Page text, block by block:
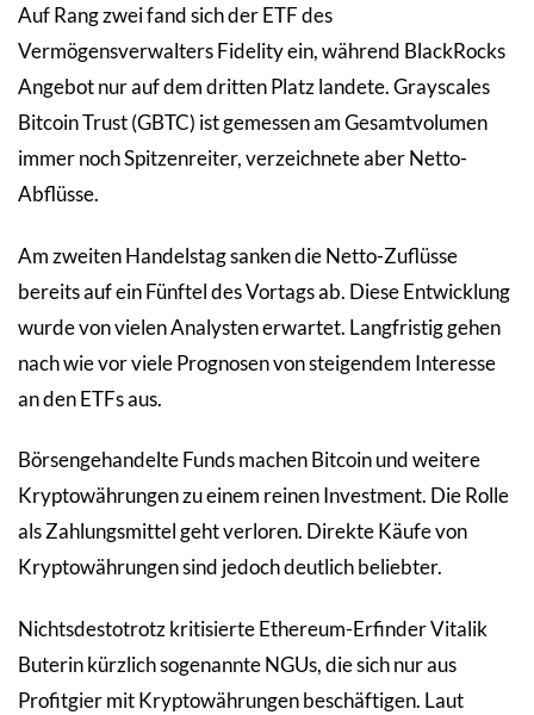
Auf Rang zwei fand sich der ETF des
Vermögensverwalters Fidelity ein, während BlackRocks
Angebot nur auf dem dritten Platz landete. Grayscales
Bitcoin Trust (GBTC) ist gemessen am Gesamtvolumen
immer noch Spitzenreiter, verzeichnete aber Netto-
Abflüsse.
Am zweiten Handelstag sanken die Netto-Zuflüsse
bereits auf ein Fünftel des Vortags ab. Diese Entwicklung
wurde von vielen Analysten erwartet. Langfristig gehen
nach wie vor viele Prognosen von steigendem Interesse
an den ETFs aus.
Börsengehandelte Funds machen Bitcoin und weitere
Kryptowährungen zu einem reinen Investment. Die Rolle
als Zahlungsmittel geht verloren. Direkte Käufe von
Kryptowährungen sind jedoch deutlich beliebter.
Nichtsdestotrotz kritisierte Ethereum-Erfinder Vitalik
Buterin kürzlich sogenannte NGUs, die sich nur aus
Profitgier mit Kryptowährungen beschäftigen. Laut